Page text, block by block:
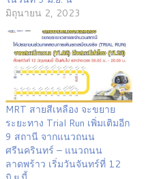
มิถุนายน 2, 2023
MRT สายสีเหลือง จะขยาย
ระยะทาง Trial Run เพิ่มเติมอีก
9 สถานี จากแนวถนน
ศรีนครินทร์ – แนวถนน
ลาดพร้าว เริ่มวันจันทร์ที่ 12